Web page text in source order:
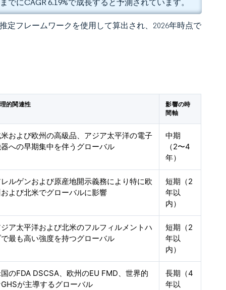
にCAGR 6.19%で成長すると予測されています。
定フレームワークを使用して算出され、2026年時点で
的関連性
影響の時
間軸
および欧州の高級品、アジア太平洋の電子
への早期集中を伴うグローバル
中期
（2〜4
年）
ルゲンおよび原産地開示義務により特に欧
よび北米でグローバルに影響
短期（2
年以
内）
ア太平洋および北米のフルフィルメントハ
最も高い強度を持つグローバル
短期（2
年以
内）
のFDA DSCSA、欧州のEU FMD、世界的
が主導するグローバル
長期（4
年以